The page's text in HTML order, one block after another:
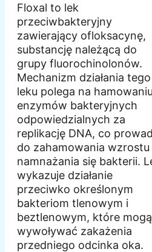
Floxal to lek
przeciwbakteryjny
zawierający ofloksacynę,
substancję należącą do
grupy fluorochinolonów.
Mechanizm działania tego
leku polega na hamowaniu
enzymów bakteryjnych
odpowiedzialnych za
replikację DNA, co
do zahamowania wzrostu
namnażania się bakterii.
wykazuje działanie
przeciwko określonym
bakteriom tlenowym i
beztlenowym, które mogą
wywoływać zakażenia
przedniego odcinka oka.